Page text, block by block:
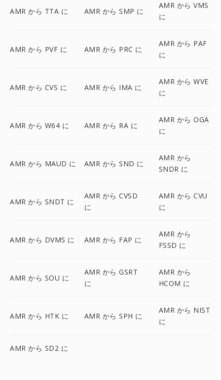
AMR から TTA に AMR から SMP に
AMR から VMS
に
AMR から PVF に AMR から PRC に
AMR から PAF
に
AMR から CVS に AMR から IMA に
AMR から WVE
に
AMR から W64 に AMR から RA に
AMR から OGA
に
AMR から MAUD に AMR から SND に
AMR から
SNDR に
AMR から SNDT に
AMR から CVSD
に
AMR から CVU
に
AMR から DVMS に AMR から FAP に
AMR から
FSSD に
AMR から SOU に
AMR から GSRT
に
AMR から
HCOM に
AMR から HTK に AMR から SPH に
AMR から NIST
に
AMR から SD2 に